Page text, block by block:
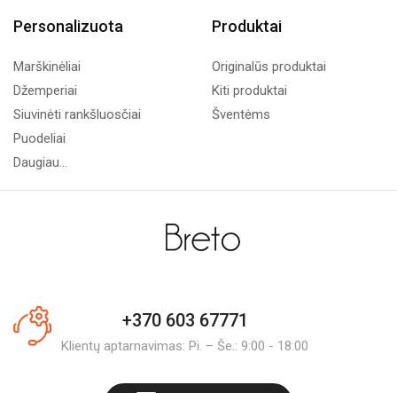
Personalizuota
Marškinėliai
Džemperiai
Siuvinėti rankšluosčiai
Puodeliai
Daugiau...
Produktai
Originalūs produktai
Kiti produktai
Šventėms
+370 603 67771
Klientų aptarnavimas: Pi. – Še.: 9:00 - 18:00